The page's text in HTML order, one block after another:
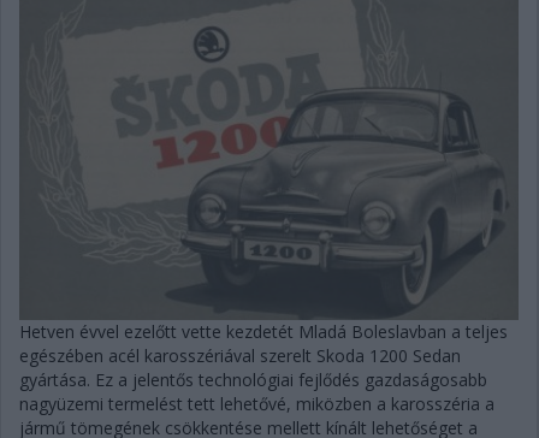
Hetven évvel ezelőtt vette kezdetét Mladá Boleslavban a teljes
egészében acél karosszériával szerelt Skoda 1200 Sedan
gyártása. Ez a jelentős technológiai fejlődés gazdaságosabb
nagyüzemi termelést tett lehetővé, miközben a karosszéria a
jármű tömegének csökkentése mellett kínált lehetőséget a